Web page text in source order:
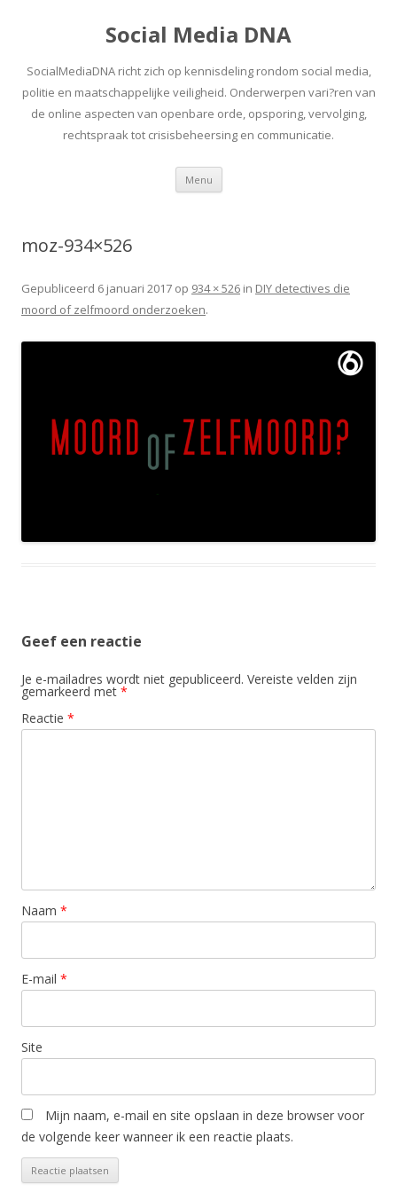
Social Media DNA
SocialMediaDNA richt zich op kennisdeling rondom social media,
politie en maatschappelijke veiligheid. Onderwerpen vari?ren van
de online aspecten van openbare orde, opsporing, vervolging,
rechtspraak tot crisisbeheersing en communicatie.
Menu Spring
inhoud
moz-934×526
Gepubliceerd 6 januari 2017 op 934 × 526 in DIY detectives die
moord of zelfmoord onderzoeken.
Geef een reactie
Je e-mailadres wordt niet gepubliceerd. Vereiste velden zijn
gemarkeerd met *
Reactie *
Naam *
E-mail *
Site
Mijn naam, e-mail en site opslaan in deze browser voor
de volgende keer wanneer ik een reactie plaats.